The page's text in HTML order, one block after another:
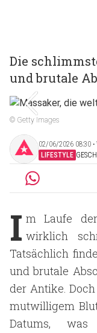
Die
und brutale
© Getty Images
02/06/2026 08:30 ‧
LIFESTYLE
I m Laufe
wirklich
Tatsächlich
und brutale
der Antike.
mutwilligem
Datums,